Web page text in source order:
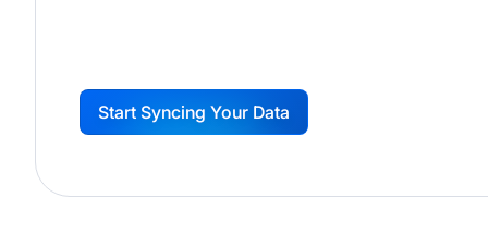
G
Start Syncing Your Data